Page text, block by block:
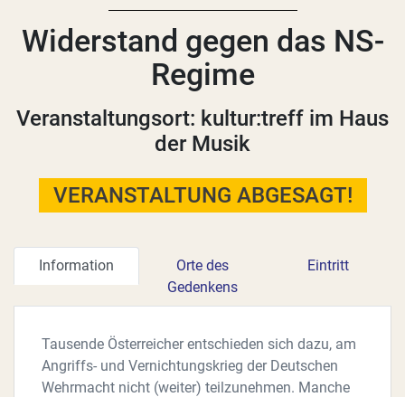
Widerstand gegen das NS-
Regime
Veranstaltungsort: kultur:treff im Haus
der Musik
VERANSTALTUNG ABGESAGT!
Information
Orte des
Gedenkens
Eintritt
Tausende Österreicher entschieden sich dazu, am
Angriffs- und Vernichtungskrieg der Deutschen
Wehrmacht nicht (weiter) teilzunehmen. Manche